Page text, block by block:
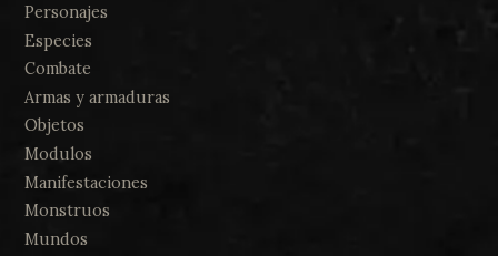
Personajes
Especies
Combate
Armas y armaduras
Objetos
Modulos
Manifestaciones
Monstruos
Mundos